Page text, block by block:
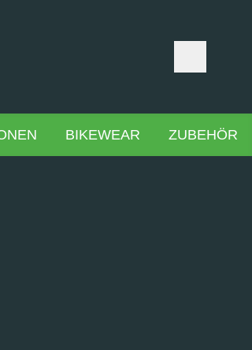
BIKEWEAR ZUBEHÖR